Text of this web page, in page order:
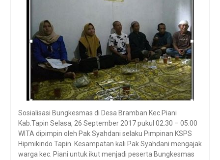
Sosialisasi Bungkesmas di Desa Bramban Kec.Piani
Kab.Tapin Selasa, 26 September 2017 pukul 02.30 – 05.00
WITA dipimpin oleh Pak Syahdani selaku Pimpinan KSPS
Hipmikindo Tapin. Kesampatan kali Pak Syahdani mengajak
warga kec. Piani untuk ikut menjadi peserta Bungkesmas